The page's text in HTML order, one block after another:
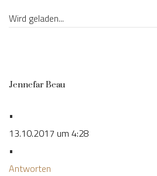
Wird geladen...
Jennefar Beau
•
13.10.2017 um 4:28
•
Antworten